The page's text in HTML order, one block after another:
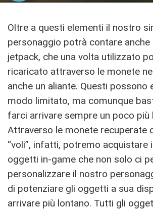
Oltre a questi elementi il nostro
personaggio potrà contare anche
jetpack, che una volta utilizzato
ricaricato attraverso le monete
anche un aliante. Questi possono
modo limitato, ma comunque
farci arrivare sempre un poco più
Attraverso le monete recuperate
“voli”, infatti, potremo acquistare
oggetti in-game che non solo ci
personalizzare il nostro
di potenziare gli oggetti a sua
arrivare più lontano. Tutti gli